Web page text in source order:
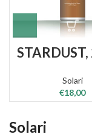
Solari
€18,00
Solari